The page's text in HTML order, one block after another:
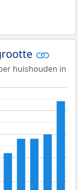
huishouden in